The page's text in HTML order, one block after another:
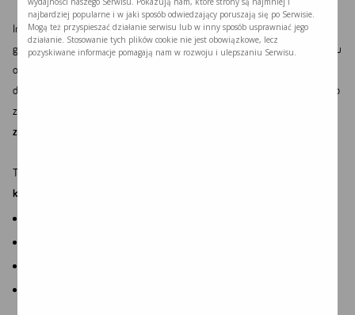
Innym metabolitem powstającym w dużej ilości u pacjentów z acydurią
glutarową typu 1 jestglutarylokarnityna. W procesie tworzenia tego związku
organizm wykorzystuje karnitynę, substancję odgrywającą ważną rolę w
dostarczaniu energii potrzebnej do funkcjonowania wielu narządów. U osób
z GA1 dochodzi do
zdolność organizmu do produkcji energii
Te niekorzystne zjawiska mają szczególnie duże nasilenie w czasie tzw.
kryz metabolicznych
najbardziej popularne i w jaki sposób odwiedzający poruszają się po Serwisie.
Mogą też przyspieszać działanie serwisu lub w inny sposób usprawniać jego
działanie. Stosowanie tych plików cookie nie jest obowiązkowe, lecz
pozyskiwane informacje pomagają nam w rozwoju i ulepszaniu Serwisu.